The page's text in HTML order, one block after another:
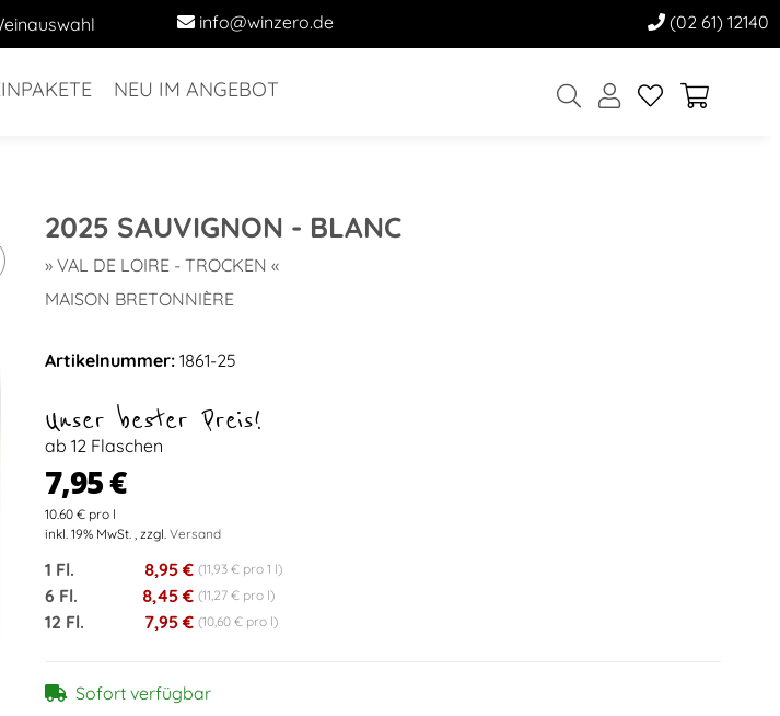
info@winzero.de (02 61) 12140
NEU IM ANGEBOT
2025 SAUVIGNON - BLANC
» VAL DE LOIRE - TROCKEN «
MAISON BRETONNIÈRE
Artikelnummer: 1861-25
Unser bester Preis!
ab 12 Flaschen
7,95 €
10.60 € pro l
inkl. 19% MwSt. , zzgl. Versand
1 Fl. 8,95 € (11,93 € pro 1 l)
6 Fl. 8,45 € (11,27 € pro l)
12 Fl. 7,95 € (10,60 € pro l)
Sofort verfügbar